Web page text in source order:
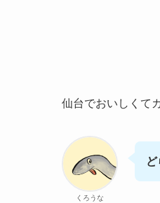
仙台でおいしくて
くろうな
ど